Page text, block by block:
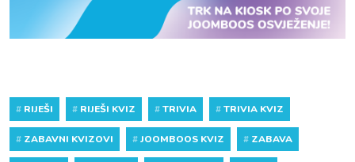
# RIJEŠI # RIJEŠI KVIZ #TRIVIA #TRIVIA KVIZ
# ZABAVNI KVIZOVI #JOOMBOOS KVIZ # ZABAVA